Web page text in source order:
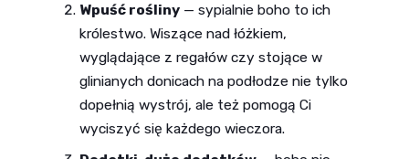
Wpuść rośliny — sypialnie boho to ich
królestwo. Wiszące nad łóżkiem,
wyglądające z regałów czy stojące w
glinianych donicach na podłodze nie tylko
dopełnią wystrój, ale też pomogą Ci
wyciszyć się każdego wieczora.